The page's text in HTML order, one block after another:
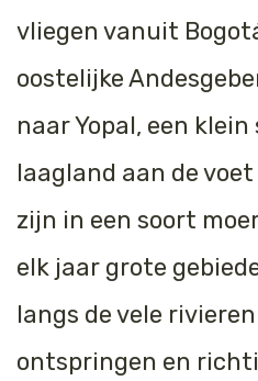
vliegen vanuit
oostelijke
naar Yopal, een
laagland aan de voet
zijn in een soort
elk jaar grote
langs de vele
ontspringen en
Tijger
Walvis